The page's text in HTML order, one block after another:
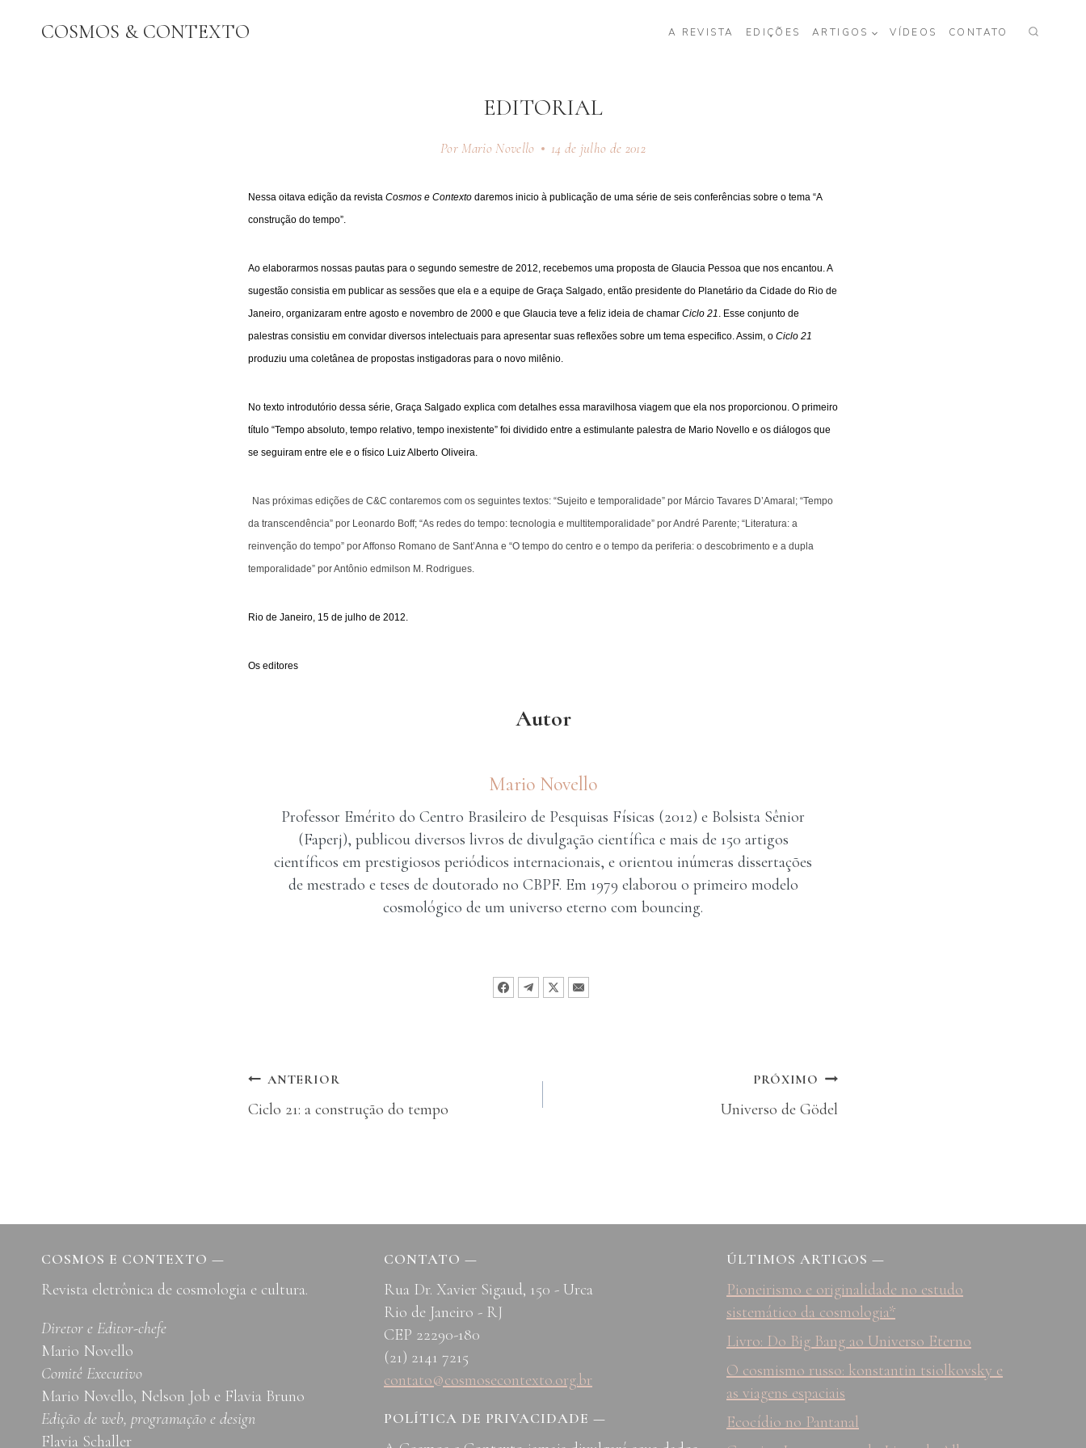
COSMOS & CONTEXTO A REVISTA EDIÇÕES ARTIGOS VÍDEOS CONTATO
EDITORIAL
Por Mario Novello 14 de julho de 2012
Nessa oitava edição da revista Cosmos e Contexto daremos inicio à publicação de uma série de seis conferências sobre o tema “A
construção do tempo”.
Ao elaborarmos nossas pautas para o segundo semestre de 2012, recebemos uma proposta de Glaucia Pessoa que nos encantou. A
sugestão consistia em publicar as sessões que ela e a equipe de Graça Salgado, então presidente do Planetário da Cidade do Rio de
Janeiro, organizaram entre agosto e novembro de 2000 e que Glaucia teve a feliz ideia de chamar Ciclo 21. Esse conjunto de
palestras consistiu em convidar diversos intelectuais para apresentar suas reflexões sobre um tema especifico.Assim, o Ciclo 21
produziu uma coletânea de propostas instigadoras para o novo milênio.
No texto introdutório dessa série, Graça Salgado explica com detalhes essa maravilhosa viagem que ela nos proporcionou. O primeiro
título “Tempo absoluto, tempo relativo, tempo inexistente” foi dividido entre a estimulante palestra de Mario Novello e os diálogos que
se seguiram entre ele e o físico Luiz Alberto Oliveira.
Nas próximas edições de C&C contaremos com os seguintes textos: “Sujeito e temporalidade” por Márcio Tavares D’Amaral; “Tempo
da transcendência” por Leonardo Boff; “As redes do tempo: tecnologia e multitemporalidade” por André Parente; “Literatura: a
reinvenção do tempo” por Affonso Romano de Sant’Anna e “O tempo do centro e o tempo da periferia: o descobrimento e a dupla
temporalidade” por Antônio edmilson M. Rodrigues.
Rio de Janeiro, 15 de julho de 2012.
Os editores
Autor
Mario Novello
Professor Emérito do Centro Brasileiro de Pesquisas Físicas (2012) e Bolsista Sênior
(Faperj), publicou diversos livros de divulgação científica e mais de 150 artigos
científicos em prestigiosos periódicos internacionais, e orientou inúmeras dissertações
de mestrado e teses de doutorado no CBPF. Em 1979 elaborou o primeiro modelo
cosmológico de um universo eterno com bouncing.
Navegação
de
ANTERIOR
Ciclo 21: a construção do tempo
PRÓXIMO
Universo de Gödel
COSMOS E CONTEXTO—
Revista eletrônica de cosmologia e cultura.
Diretor e Editor-chefe
Mario Novello
Comitê Executivo
Mario Novello, Nelson Job e Flavia Bruno
Edição de web, programação e design
Flavia Schaller
CONTATO —
Rua Dr. Xavier Sigaud, 150 - Urca
Rio de Janeiro - RJ
CEP 22290-180
(21) 2141 7215
contato@cosmosecontexto.org.br
POLÍTICA DE PRIVACIDADE—
ÚLTIMOS ARTIGOS—
Pioneirismo e originalidade no estudo
sistemático da cosmologia*
Livro: Do Big Bang ao Universo Eterno
O cosmismo russo: konstantin tsiolkovsky e
as viagens espaciais
Ecocídio no Pantanal